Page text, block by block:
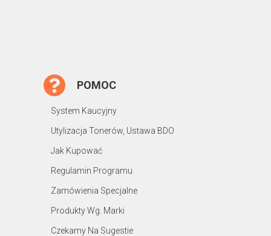
POMOC
System Kaucyjny
Utylizacja Tonerów, Ustawa BDO
Jak Kupować
Regulamin Programu
Zamówienia Specjalne
Produkty Wg. Marki
Czekamy Na Sugestie